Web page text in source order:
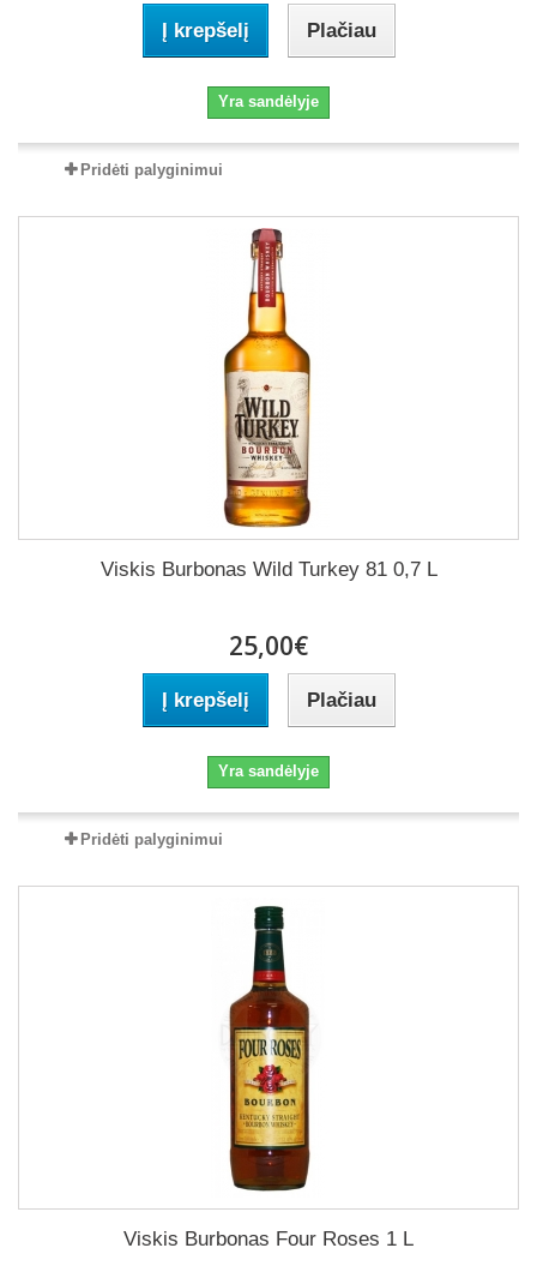
Į krepšelį Plačiau
Yra sandėlyje
Pridėti palyginimui
Viskis Burbonas Wild Turkey 81 0,7 L
25,00€
Į krepšelį Plačiau
Yra sandėlyje
Pridėti palyginimui
Viskis Burbonas Four Roses 1 L